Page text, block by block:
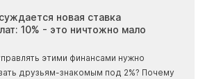
новая ставка
10% - это ничтожно мало
этими финансами нужно
друзьям-знакомым под 2%? Почему